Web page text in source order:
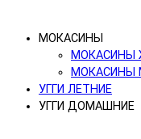
МОКАСИНЫ
МОКАСИНЫ
МОКАСИНЫ
УГГИ ЛЕТНИЕ
УГГИ ДОМАШНИЕ